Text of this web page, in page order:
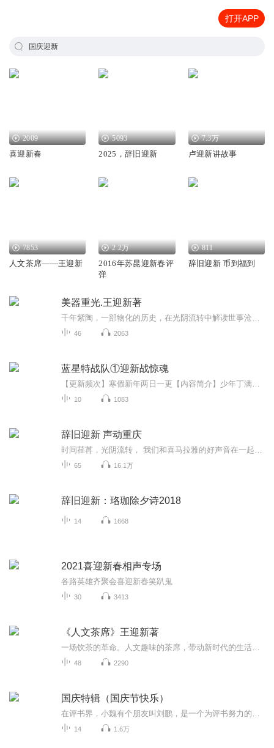
打开APP
国庆迎新
2009
喜迎新春
5093
2025，辞旧迎新
7.3万
卢迎新讲故事
7853
人文茶席——王迎新
2.2万
2016年苏昆迎新春评
弹
811
辞旧迎新 币到福到
美器重光.王迎新著
46 2063
蓝星特战队①迎新战惊魂
10 1083
辞旧迎新 声动重庆
65 16.1万
辞旧迎新：珞珈除夕诗2018
14 1668
2021喜迎新春相声专场
各路英雄齐聚会喜迎新春笑趴鬼
30 3413
《人文茶席》王迎新著
48 2290
国庆特辑（国庆节快乐）
14 1.6万